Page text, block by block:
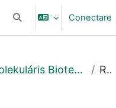
Afișați căutareaConectare
Molekuláris Biotechnológiai és Mikrobiológiai Tanszék Rezumat